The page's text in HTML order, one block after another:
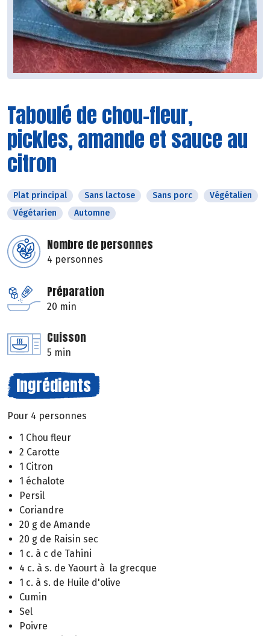
Taboulé de chou-fleur,
pickles, amande et sauce au
citron
Plat principal Sans lactose Sans porc
Végétalien
Végétarien
Automne
Nombre de personnes
4 personnes
Préparation
20 min
Cuisson
5 min
Ingrédients
Pour 4 personnes
1 Chou fleur
2 Carotte
1 Citron
1 échalote
Persil
Coriandre
20 g de Amande
20 g de Raisin sec
1 c. à c de Tahini
4 c. à s. de Yaourt à la grecque
1 c. à s. de Huile d'olive
Cumin
Sel
Poivre